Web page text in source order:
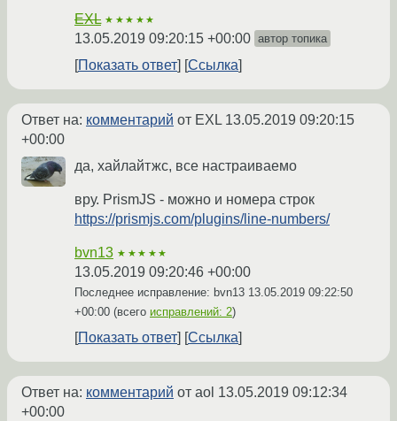
EXL ★★★★★
13.05.2019 09:20:15 +00:00 автор топика
Показать ответ Ссылка
Ответ на: комментарий от EXL 13.05.2019 09:20:15
+00:00
да, хайлайтжс, все настраиваемо
вру. PrismJS - можно и номера строк
https://prismjs.com/plugins/line-numbers/
bvn13 ★★★★★
13.05.2019 09:20:46 +00:00
Последнее исправление: bvn13 13.05.2019 09:22:50
+00:00 (всего исправлений: 2)
Показать ответ Ссылка
Ответ на: комментарий от aol 13.05.2019 09:12:34
+00:00